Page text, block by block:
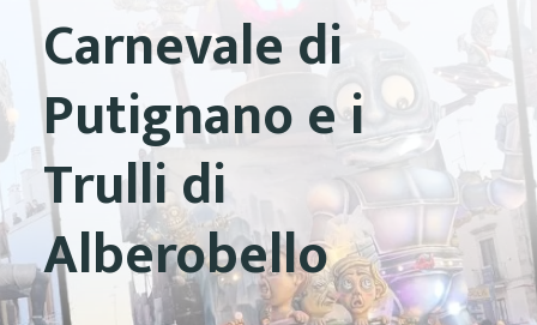
Carnevale di
Putignano e i
Trulli di
Alberobello